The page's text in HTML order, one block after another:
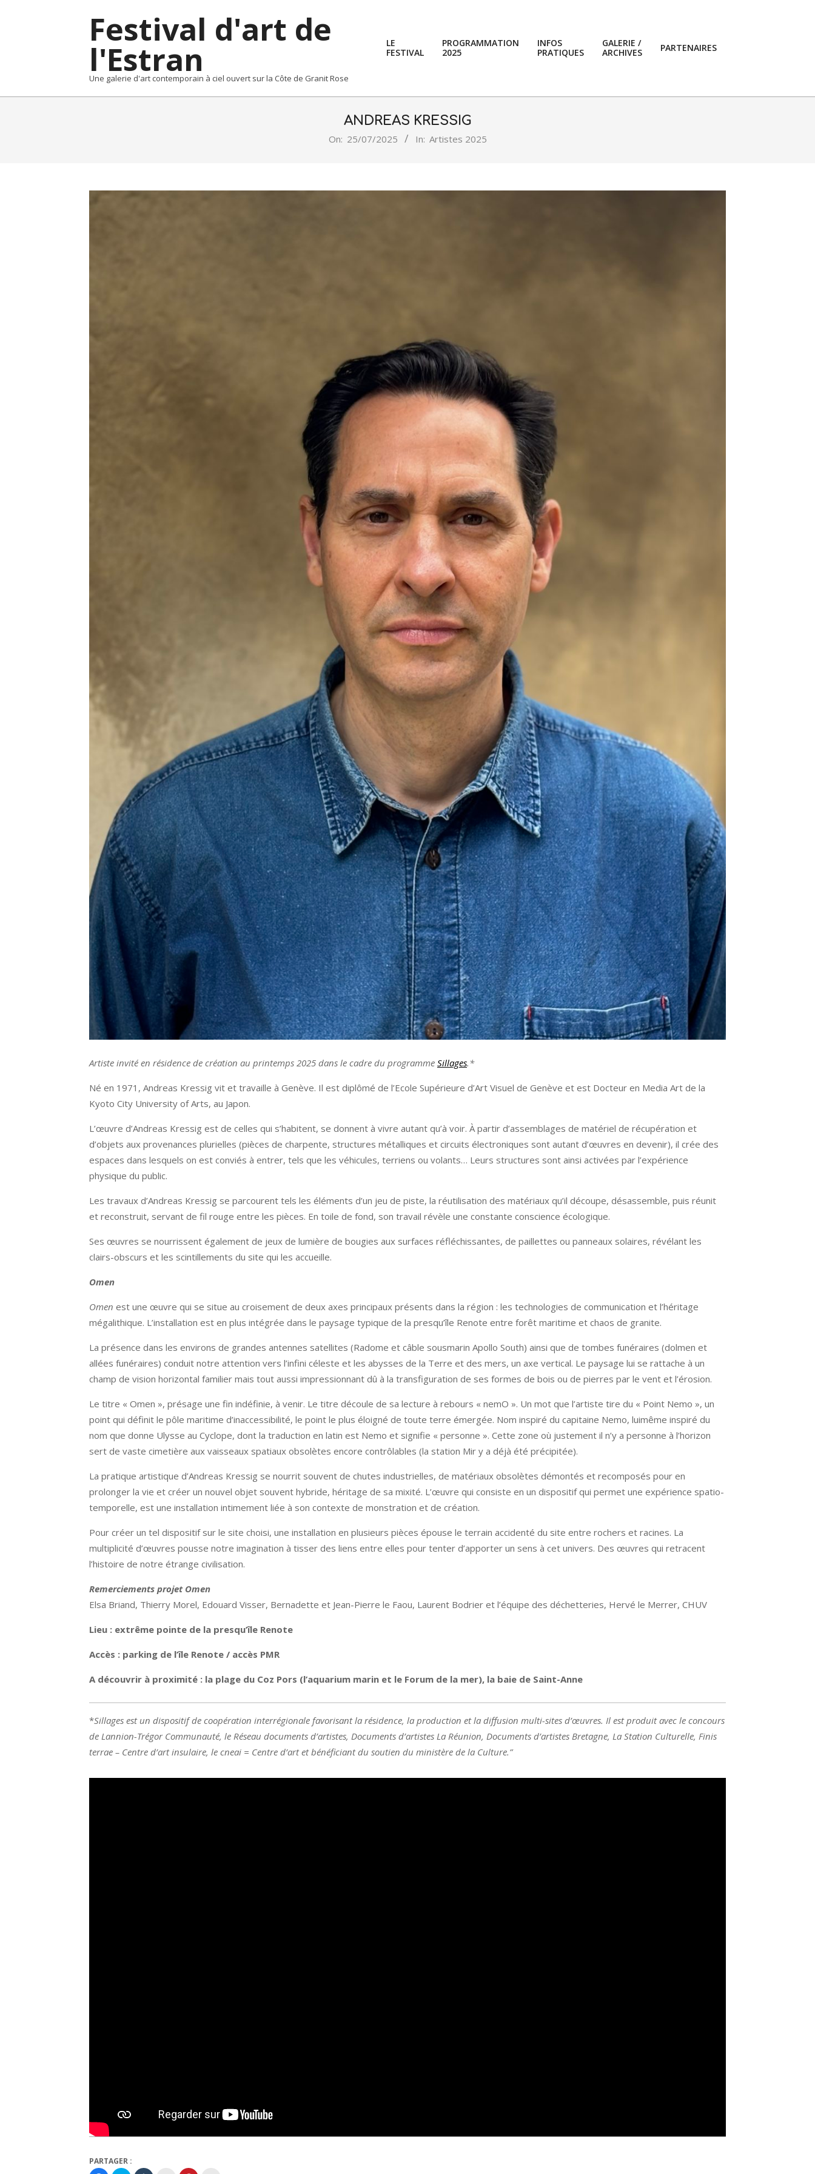
Festival d'art de
l'Estran
Une galerie d'art contemporain à ciel ouvert sur la Côte de Granit Rose
LE
FESTIVAL
PROGRAMMATION
2025
INFOS
PRATIQUES
GALERIE /
ARCHIVES
PARTENAIRES
ANDREAS KRESSIG
On: 25/07/2025 In: Artistes 2025
Artiste invité en résidence de création au printemps 2025 dans le cadre du programme Sillages.*
Né en 1971, Andreas Kressig vit et travaille à Genève. Il est diplômé de l’Ecole Supérieure d’Art Visuel de Genève et est Docteur en Media Art de la
Kyoto City University of Arts, au Japon.
L’œuvre d’Andreas Kressig est de celles qui s’habitent, se donnent à vivre autant qu’à voir. À partir d’assemblages de matériel de récupération et
d’objets aux provenances plurielles (pièces de charpente, structures métalliques et circuits électroniques sont autant d’œuvres en devenir), il crée des
espaces dans lesquels on est conviés à entrer, tels que les véhicules, terriens ou volants… Leurs structures sont ainsi activées par l’expérience
physique du public.
Les travaux d’Andreas Kressig se parcourent tels les éléments d’un jeu de piste, la réutilisation des matériaux qu’il découpe, désassemble, puis réunit
et reconstruit, servant de fil rouge entre les pièces. En toile de fond, son travail révèle une constante conscience écologique.
Ses œuvres se nourrissent également de jeux de lumière de bougies aux surfaces réfléchissantes, de paillettes ou panneaux solaires, révélant les
clairs-obscurs et les scintillements du site qui les accueille.
Omen
Omen est une œuvre qui se situe au croisement de deux axes principaux présents dans la région : les technologies de communication et l’héritage
mégalithique. L’installation est en plus intégrée dans le paysage typique de la presqu’île Renote entre forêt maritime et chaos de granite.
La présence dans les environs de grandes antennes satellites (Radome et câble sous­marin Apollo South) ainsi que de tombes funéraires (dolmen et
allées funéraires) conduit notre attention vers l’infini céleste et les abysses de la Terre et des mers, un axe vertical. Le paysage lui se rattache à un
champ de vision horizontal familier mais tout aussi impressionnant dû à la transfiguration de ses formes de bois ou de pierres par le vent et l’érosion.
Le titre « Omen », présage une fin indéfinie, à venir. Le titre découle de sa lecture à rebours « nemO ». Un mot que l’artiste tire du « Point Nemo », un
point qui définit le pôle maritime d’inaccessibilité, le point le plus éloigné de toute terre émergée. Nom inspiré du capitaine Nemo, lui­même inspiré du
nom que donne Ulysse au Cyclope, dont la traduction en latin est Nemo et signifie « personne ». Cette zone où justement il n’y a personne à l’horizon
sert de vaste cimetière aux vaisseaux spatiaux obsolètes encore contrôlables (la station Mir y a déjà été précipitée).
La pratique artistique d’Andreas Kressig se nourrit souvent de chutes industrielles, de matériaux obsolètes démontés et recomposés pour en
prolonger la vie et créer un nouvel objet souvent hybride, héritage de sa mixité. L’œuvre qui consiste en un dispositif qui permet une expérience spatio­
temporelle, est une installation intimement liée à son contexte de monstration et de création.
Pour créer un tel dispositif sur le site choisi, une installation en plusieurs pièces épouse le terrain accidenté du site entre rochers et racines. La
multiplicité d’œuvres pousse notre imagination à tisser des liens entre elles pour tenter d’apporter un sens à cet univers. Des œuvres qui retracent
l’histoire de notre étrange civilisation.
Remerciements projet Omen
Elsa Briand, Thierry Morel, Edouard Visser, Bernadette et Jean-Pierre le Faou, Laurent Bodrier et l’équipe des déchetteries, Hervé le Merrer, CHUV
Lieu : extrême pointe de la presqu’île Renote
Accès : parking de l’île Renote / accès PMR
A découvrir à proximité : la plage du Coz Pors (l’aquarium marin et le Forum de la mer), la baie de Saint-Anne
*Sillages est un dispositif de coopération interrégionale favorisant la résidence, la production et la diffusion multi-sites d’œuvres. Il est produit avec le concours
de Lannion-Trégor Communauté, le Réseau documents d’artistes, Documents d’artistes La Réunion, Documents d’artistes Bretagne, La Station Culturelle, Finis
terrae – Centre d’art insulaire, le cneai = Centre d’art et bénéficiant du soutien du ministère de la Culture.”
PARTAGER :